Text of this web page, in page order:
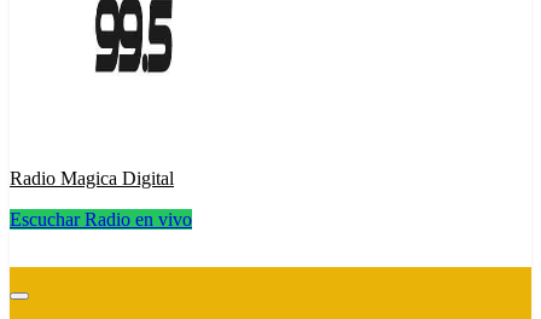
Radio Magica Digital
Escuchar Radio en vivo